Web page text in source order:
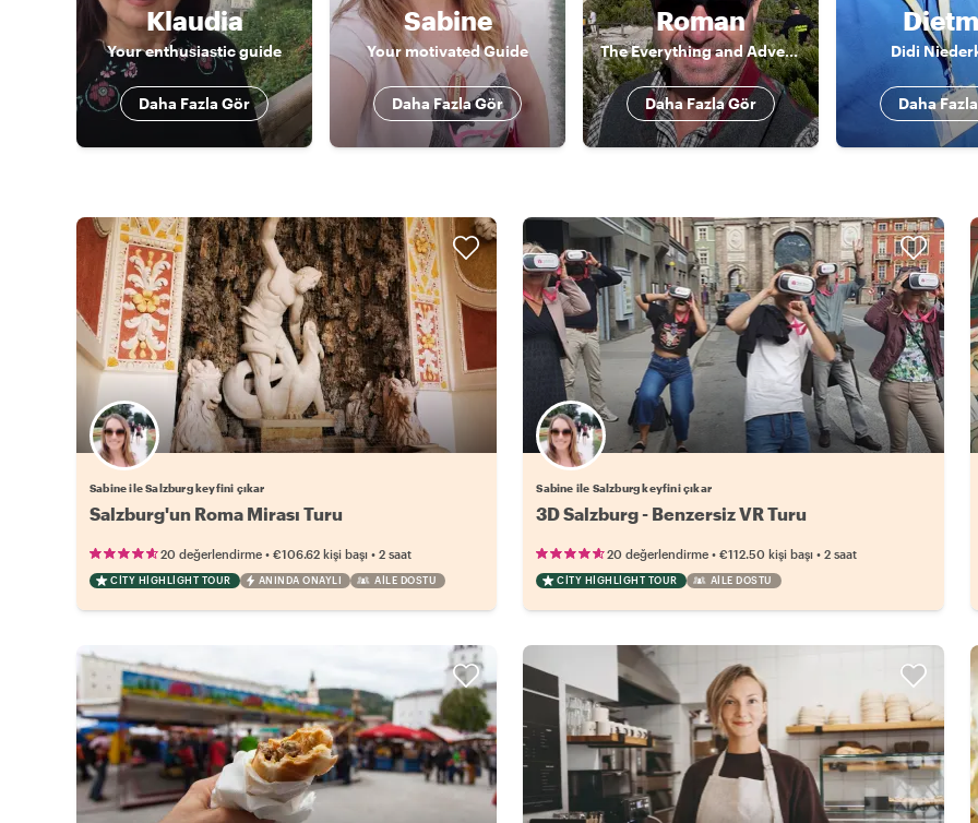
Klaudia
Your enthusiastic guide
Daha Fazla Gör
Sabine
Your motivated Guide
Daha Fazla Gör
Roman
The Everything and Adventurous Guide
Daha Fazla Gör
Didi
Daha
Sabine ile Salzburg keyfini çıkar
Salzburg'un Roma Mirası Turu
20 değerlendirme • €106.62 kişi başı • 2 saat
CITY HIGHLIGHT TOUR ANINDA ONAYLI AILE DOSTU
Sabine ile Salzburg keyfini çıkar
3D Salzburg - Benzersiz VR Turu
20 değerlendirme •€112.50 kişi başı •2 saat
CITY HIGHLIGHT TOUR AILE DOSTU